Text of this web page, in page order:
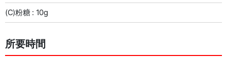
(C)粉糖 : 10g
所要時間